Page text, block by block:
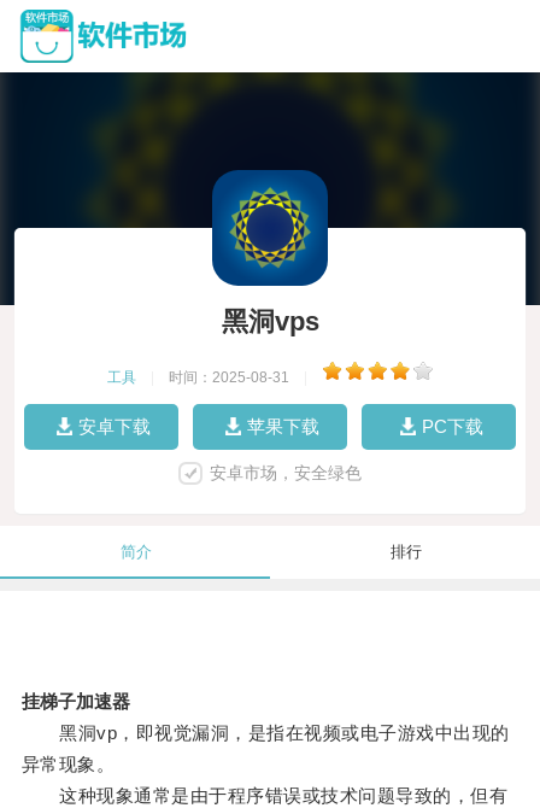
黑洞vps
工具 时间：2025-08-31
安卓下载 苹果下载 PC下载
安卓市场，安全绿色
简介 排行
挂梯子加速器
黑洞vp，即视觉漏洞，是指在视频或电子游戏中出现的
异常现象。
这种现象通常是由于程序错误或技术问题导致的，但有